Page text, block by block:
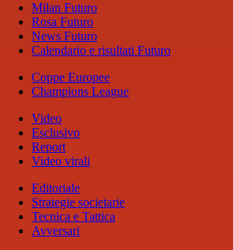
Milan Futuro
Rosa Futuro
News Futuro
Calendario e risultati Futuro
Coppe Europee
Champions League
Video
Esclusivo
Report
Video virali
Editoriale
Strategie societarie
Tecnica e Tattica
Avversari